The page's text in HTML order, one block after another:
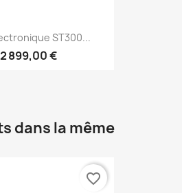
ST300...
2 899,00 €
dans la même
favorite_border